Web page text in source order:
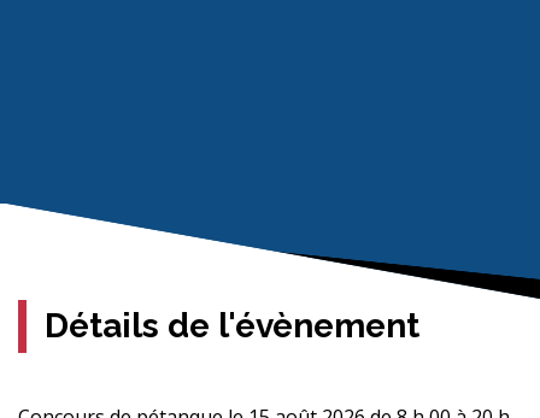
Détails de l'évènement